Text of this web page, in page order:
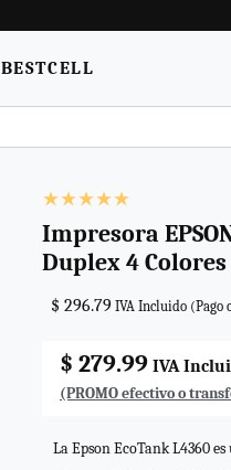
BESTCELL
Impresora
Duplex 4
$ 296.79 IVA Incluido (Pago
$ 279.99 IVA
(PROMO efectivo o
La Epson EcoTank L4360